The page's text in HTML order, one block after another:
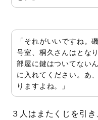
「それがいいですね。
号室、桐久さんはとな
部屋に鍵はついてない
に入れてください。あ
りますよね。」
３人はまたくじを引